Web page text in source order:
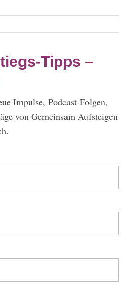
Tipps –
Impulse, Podcast-Folgen,
von Gemeinsam Aufsteigen